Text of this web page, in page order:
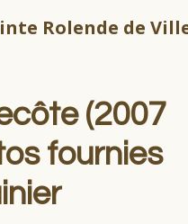
Rolende de
(2007
fournies